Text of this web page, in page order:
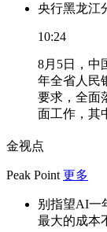
央行黑龙江
10:24
8月5日，中
年全省人民
要求，全面
面工作，其
金视点
Peak Point 更多
别指望AI一
最大的成本